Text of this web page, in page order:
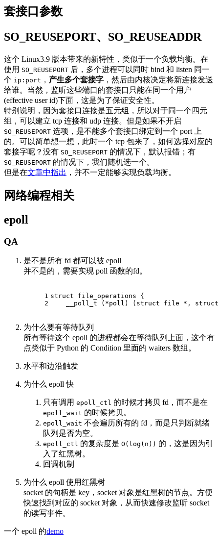
套接口参数
SO_REUSEPORT、SO_REUSEADDR
这个 Linux3.9 版本带来的新特性，类似于一个负载均衡。在
使用 SO_REUSEPORT 后，多个进程可以同时 bind 和 listen 同一
个 ip:port ， 产生多个套接字 ，然后由内核决定将新连接发送
给谁。当然，监听这些端口的套接口只能在同一个用户
(effective user id)下面，这是为了保证安全性。
特别说明，因为套接口连接是五元组，所以对于同一个四元
组，可以建立 tcp 连接和 udp 连接。但是如果不开启
SO_REUSEPORT 选项，是不能多个套接口绑定到一个 port 上
的。可以简单想一想，此时一个 tcp 包来了，如何选择对应的
套接字呢？没有 SO_REUSEPORT 的情况下，默认报错；有
SO_REUSEPORT 的情况下，我们随机选一个。
但是在文章中指出 ，并不一定能够实现负载均衡。
网络编程相关
epoll
QA
是不是所有 fd 都可以被 epoll
并不是的，需要实现 poll 函数的fd。
1
2
struct file_operations {
__poll_t (*poll) (struct file *, struct
为什么要有等待队列
所有等待这个 epoll 的进程都会在等待队列上面，这个有
点类似于 Python 的 Condition 里面的 waiters 数组。
水平和边沿触发
为什么 epoll 快
只有调用 epoll_ctl 的时候才拷贝 fd，而不是在
epoll_wait 的时候拷贝。
epoll_wait 不会遍历所有的 fd，而是只判断就绪
队列是否为空。
epoll_ctl 的复杂度是 O(log(n)) 的，这是因为引
入了红黑树。
回调机制
为什么 epoll 使用红黑树
socket 的句柄是 key，socket 对象是红黑树的节点。方便
快速找到对应的 socket 对象，从而快速修改监听 socket
的读写事件。
一个 epoll 的demo